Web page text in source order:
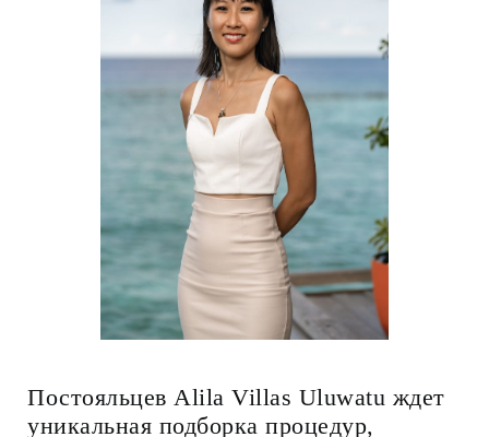
Постояльцев Alila Villas Uluwatu ждет
уникальная подборка процедур,